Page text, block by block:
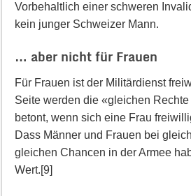
Vorbehaltlich einer schweren
kein junger Schweizer Mann.
… aber nicht für Frauen
Für Frauen ist der Militärdienst
Seite werden die «gleichen
betont, wenn sich eine Frau
Dass Männer und Frauen bei
gleichen Chancen in der Armee
Wert.[9]